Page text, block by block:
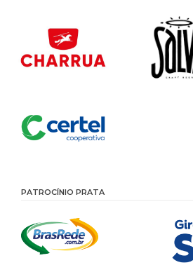
PATROCÍNIO PRATA